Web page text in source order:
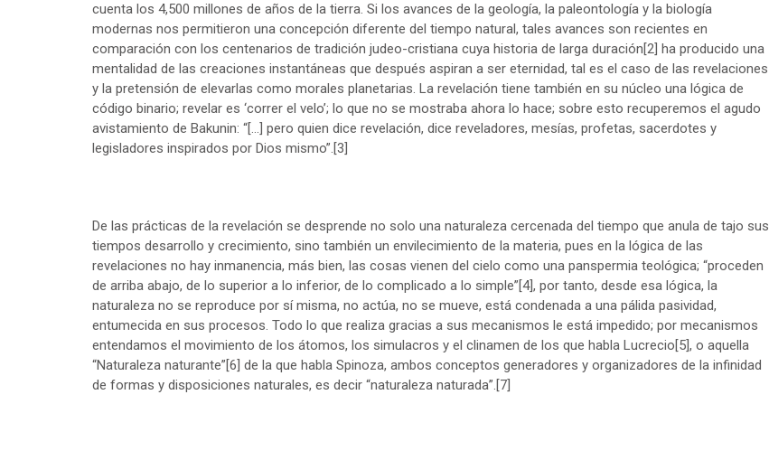
cuenta los 4,500 millones de años de la tierra. Si los avances de la geología, la paleontología y la biología
modernas nos permitieron una concepción diferente del tiempo natural, tales avances son recientes en
comparación con los centenarios de tradición judeo-cristiana cuya historia de larga duración[2] ha producido una
mentalidad de las creaciones instantáneas que después aspiran a ser eternidad, tal es el caso de las revelaciones
y la pretensión de elevarlas como morales planetarias. La revelación tiene también en su núcleo una lógica de
código binario; revelar es ‘correr el velo’; lo que no se mostraba ahora lo hace; sobre esto recuperemos el agudo
avistamiento de Bakunin: “[…] pero quien dice revelación, dice reveladores, mesías, profetas, sacerdotes y
legisladores inspirados por Dios mismo”.[3]
De las prácticas de la revelación se desprende no solo una naturaleza cercenada del tiempo que anula de tajo sus
tiempos desarrollo y crecimiento, sino también un envilecimiento de la materia, pues en la lógica de las
revelaciones no hay inmanencia, más bien, las cosas vienen del cielo como una panspermia teológica; “proceden
de arriba abajo, de lo superior a lo inferior, de lo complicado a lo simple”[4], por tanto, desde esa lógica, la
naturaleza no se reproduce por sí misma, no actúa, no se mueve, está condenada a una pálida pasividad,
entumecida en sus procesos. Todo lo que realiza gracias a sus mecanismos le está impedido; por mecanismos
entendamos el movimiento de los átomos, los simulacros y el clinamen de los que habla Lucrecio[5], o aquella
“Naturaleza naturante”[6] de la que habla Spinoza, ambos conceptos generadores y organizadores de la infinidad
de formas y disposiciones naturales, es decir “naturaleza naturada”.[7]